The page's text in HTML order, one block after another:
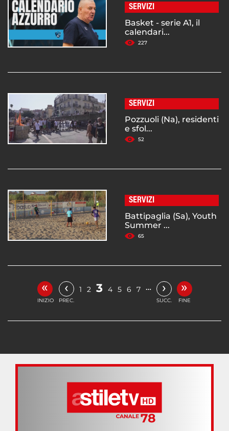
SERVIZI
Basket - serie A1, il
calendari...
227
SERVIZI
Pozzuoli (Na), residenti
e sfol...
52
SERVIZI
Battipaglia (Sa), Youth
Summer ...
65
«
INIZIO
‹
PREC.
1 2 3 4 5 6 7 … ›
SUCC.
»
FINE